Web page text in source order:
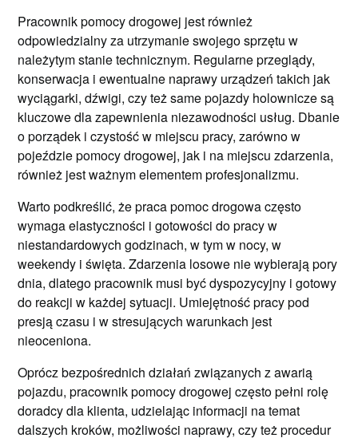
Pracownik pomocy drogowej jest również
odpowiedzialny za utrzymanie swojego sprzętu w
należytym stanie technicznym. Regularne przeglądy,
konserwacja i ewentualne naprawy urządzeń takich jak
wyciągarki, dźwigi, czy też same pojazdy holownicze są
kluczowe dla zapewnienia niezawodności usług. Dbanie
o porządek i czystość w miejscu pracy, zarówno w
pojeździe pomocy drogowej, jak i na miejscu zdarzenia,
również jest ważnym elementem profesjonalizmu.
Warto podkreślić, że praca pomoc drogowa często
wymaga elastyczności i gotowości do pracy w
niestandardowych godzinach, w tym w nocy, w
weekendy i święta. Zdarzenia losowe nie wybierają pory
dnia, dlatego pracownik musi być dyspozycyjny i gotowy
do reakcji w każdej sytuacji. Umiejętność pracy pod
presją czasu i w stresujących warunkach jest
nieoceniona.
Oprócz bezpośrednich działań związanych z awarią
pojazdu, pracownik pomocy drogowej często pełni rolę
doradcy dla klienta, udzielając informacji na temat
dalszych kroków, możliwości naprawy, czy też procedur